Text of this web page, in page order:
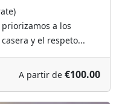
a los
y el respeto...
A partir de €100.00